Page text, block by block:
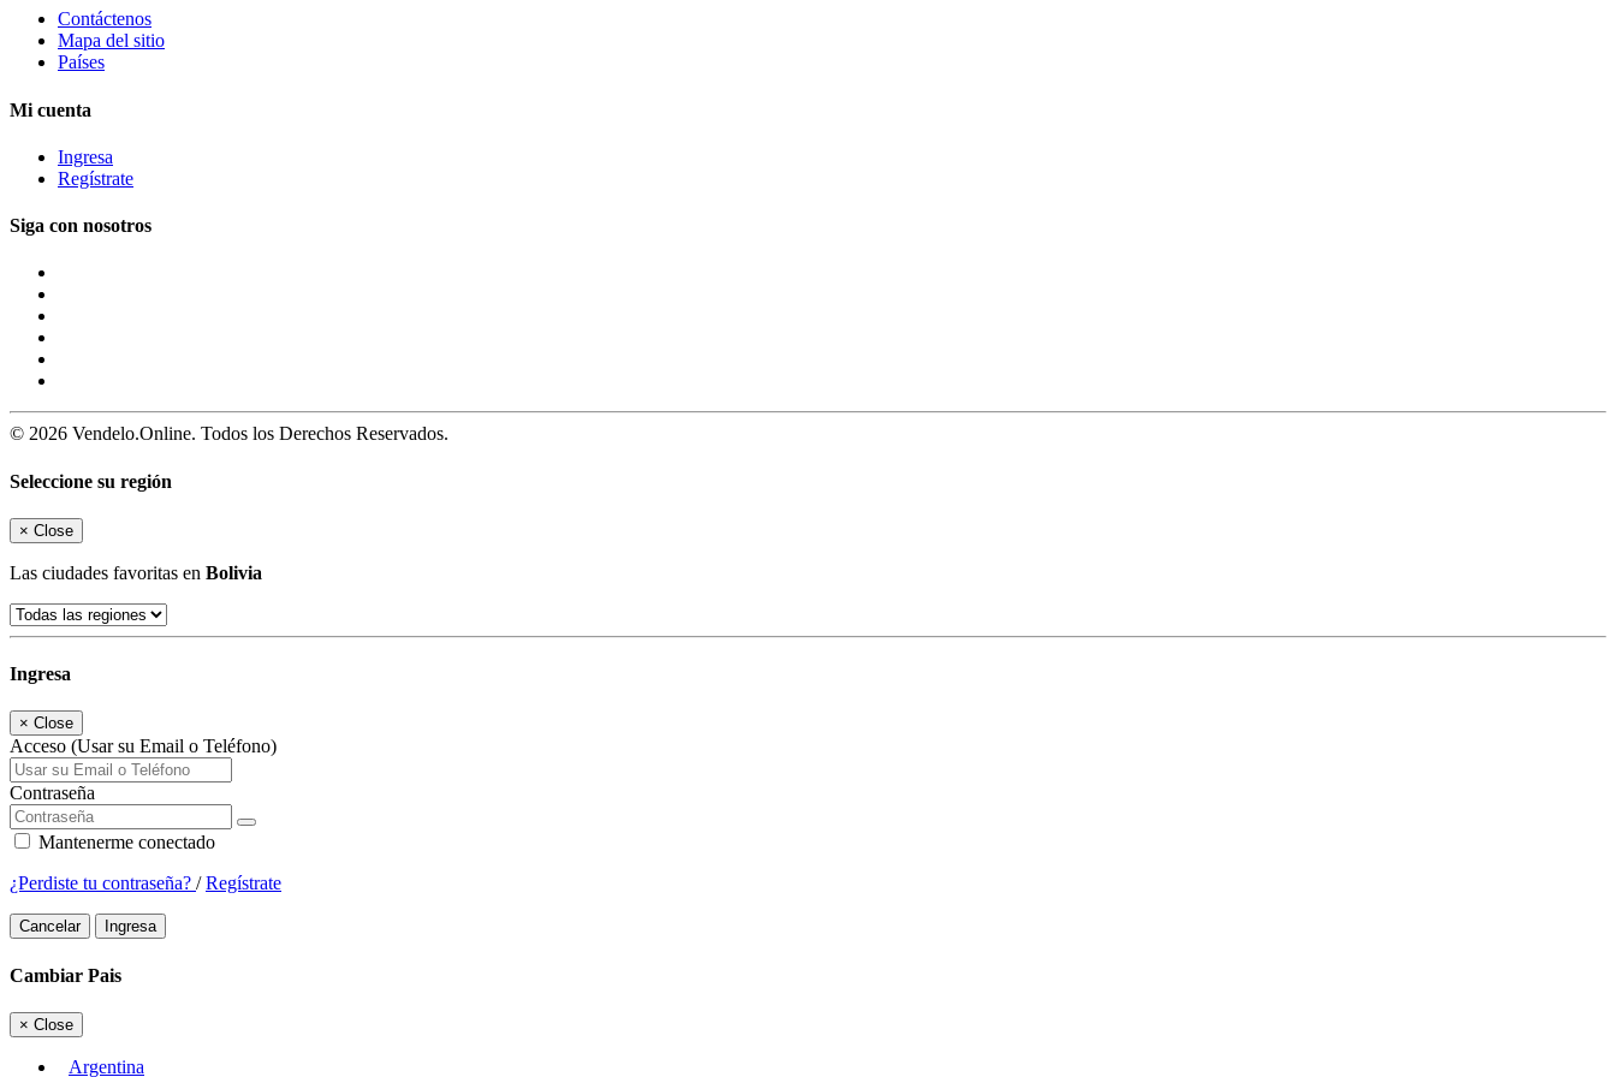
Contáctenos
Mapa del sitio
Países
Mi cuenta
Ingresa
Regístrate
Siga con nosotros
© 2026 Vendelo.Online. Todos los Derechos Reservados.
Seleccione su región
× Close
Las ciudades favoritas en Bolivia
Ingresa
× Close
Acceso (Usar su Email o Teléfono)
Contraseña
Mantenerme conectado
¿Perdiste tu contraseña? /Regístrate
Cancelar Ingresa
Cambiar Pais
× Close
Argentina